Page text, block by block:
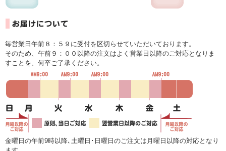
毎営業日午前８：５９に受付を区切らせていただいております。
そのため、午前９：００以降の注文はよく営業日以降のご対応となりま
すことを、何卒ご了承ください。
金曜日の午前9時以降､土曜日･日曜日のご注文は月曜日以降の対応となり